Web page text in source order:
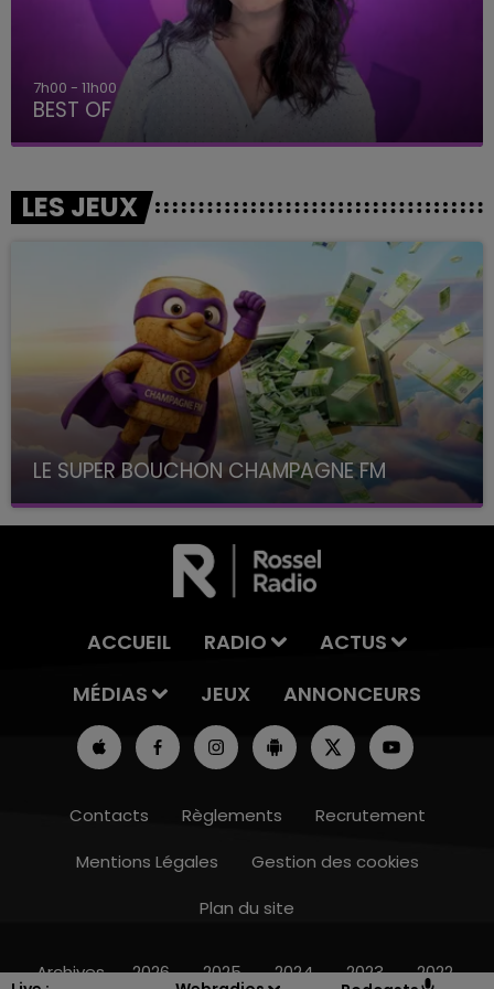
16h00 - 20h00
7h00 - 11h00
BEST OF
LES JEUX
LE SUPER BOUCHON CHAMPAGNE FM
avec La Famille Champagne FM, à 8H10
ACCUEIL RADIO
ACTUS
MÉDIAS
JEUX ANNONCEURS
Contacts Règlements
Recrutement
Mentions Légales
Gestion des cookies
Plan du site
Archives 2026 2025 2024 2023 2022